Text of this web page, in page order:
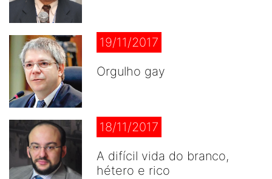
19/11/2017
Orgulho gay
18/11/2017
A difícil vida do branco,
hétero e rico